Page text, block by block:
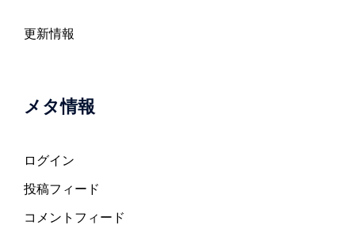
更新情報
メタ情報
ログイン
投稿フィード
コメントフィード